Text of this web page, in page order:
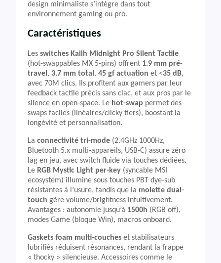
design minimaliste s’intègre dans tout
environnement gaming ou pro.
Caractéristiques
Les switches Kailh Midnight Pro Silent Tactile
(hot-swappables MX 5-pins) offrent 1.9 mm pré-
travel , 3.7 mm total , 45 gf actuation et <35 dB,
avec 70M clics. Ils profitent aux gamers par leur
feedback tactile précis sans clac, et aux pros par le
silence en open-space. Le hot-swap permet des
swaps faciles (linéaires/clicky tiers), boostant la
longévité et personnalisation.
La connectivité tri-mode (2.4GHz 1000Hz,
Bluetooth 5.x multi-appareils, USB-C) assure zéro
lag en jeu, avec switch fluide via touches dédiées.
Le RGB Mystic Light per-key (syncable MSI
ecosystem) illumine sous touches PBT dye-sub
résistantes à l’usure, tandis que la molette dual-
touch gère volume/brightness intuitivement.
Avantages : autonomie jusqu’à 1500h (RGB off),
modes Game (bloque Win), macros onboard.
Gaskets foam multi-couches et stabilisateurs
lubrifiés réduisent résonances, rendant la frappe
« thocky » silencieuse. Accessoires comme le